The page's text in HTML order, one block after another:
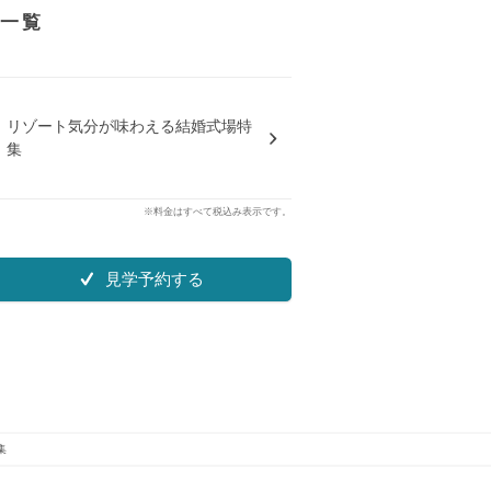
覧
リゾート気分が味わえる結婚式場特
集
※料金はすべて税込み表示です。
見学予約する